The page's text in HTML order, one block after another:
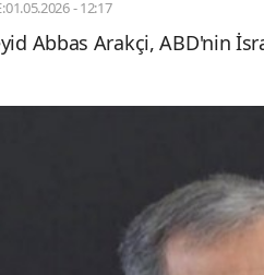
- 12:17
Abbas Arakçi, ABD'nin